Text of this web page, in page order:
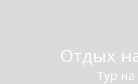
Отдых
Тур